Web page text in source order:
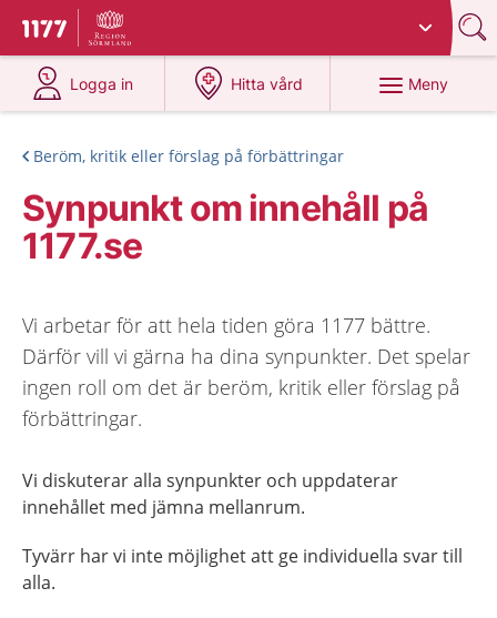
Till startsidan för 1177
Du har valt region
Logga in
på 1177.se
Hitta vård
på 1177.se
Meny
Beröm, kritik eller förslag på förbättringar
Synpunkt om innehåll på
1177.se
Vi arbetar för att hela tiden göra 1177 bättre.
Därför vill vi gärna ha dina synpunkter. Det spelar
ingen roll om det är beröm, kritik eller förslag på
förbättringar.
Vi diskuterar alla synpunkter och uppdaterar
innehållet med jämna mellanrum.
Tyvärr har vi inte möjlighet att ge individuella svar till
alla.